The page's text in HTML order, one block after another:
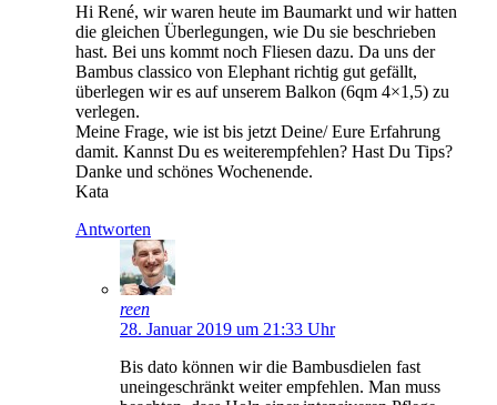
Hi René, wir waren heute im Baumarkt und wir hatten
die gleichen Überlegungen, wie Du sie beschrieben
hast. Bei uns kommt noch Fliesen dazu. Da uns der
Bambus classico von Elephant richtig gut gefällt,
überlegen wir es auf unserem Balkon (6qm 4×1,5) zu
verlegen.
Meine Frage, wie ist bis jetzt Deine/ Eure Erfahrung
damit. Kannst Du es weiterempfehlen? Hast Du Tips?
Danke und schönes Wochenende.
Kata
Antworten
reen
28. Januar 2019 um 21:33 Uhr
Bis dato können wir die Bambusdielen fast
uneingeschränkt weiter empfehlen. Man muss